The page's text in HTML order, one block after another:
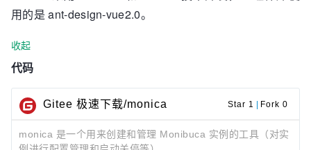
用的是 ant-design-vue2.0。
收起
代码
Gitee 极速下载/monica Star 1 Fork 0
monica 是一个用来创建和管理 Monibuca 实例的工具（对实